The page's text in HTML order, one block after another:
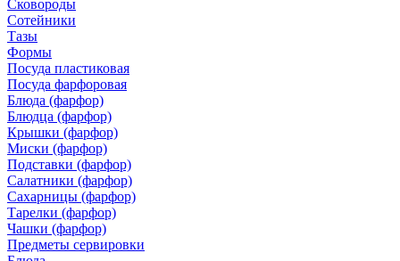
Сковороды
Сотейники
Тазы
Формы
Посуда пластиковая
Посуда фарфоровая
Блюда (фарфор)
Блюдца (фарфор)
Крышки (фарфор)
Миски (фарфор)
Подставки (фарфор)
Салатники (фарфор)
Сахарницы (фарфор)
Тарелки (фарфор)
Чашки (фарфор)
Предметы сервировки